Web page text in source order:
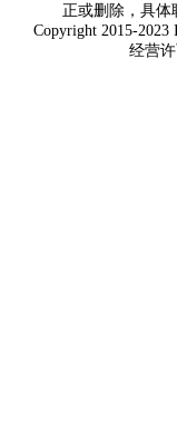
正或删除，具体
Copyright 2015-2023
经营许